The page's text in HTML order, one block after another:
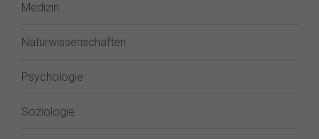
Medizin
Naturwissenschaften
Psychologie
Soziologie